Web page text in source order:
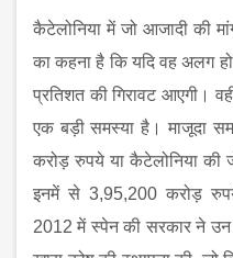
कैटेलोनिया में जो आजादी की
का कहना है कि यदि वह अलग
प्रतिशत की गिरावट आएगी।
एक बड़ी समस्‍या है। माजूदा
करोड़ रुपये या कैटेलोनिया की
इनमें से 3,95,200 करोड़
2012 में स्पेन की सरकार ने